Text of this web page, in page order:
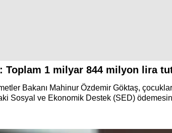
Toplam 1 milyar 844 milyon lira
Bakanı Mahinur Özdemir Göktaş,
Sosyal ve Ekonomik Destek (SED)